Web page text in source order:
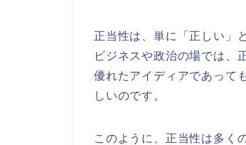
正当性は、単に「正しい」
ビジネスや政治の場では、
優れたアイディアであって
しいのです。
このように、正当性は多く